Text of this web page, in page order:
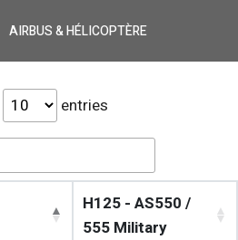
AIRBUS & HÉLICOPTÈRE
entries
H125 - AS550 /
555 Military